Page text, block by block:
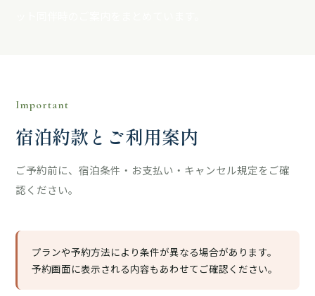
Important
宿泊約款とご利用案内
ご予約前に、宿泊条件・お支払い・キャンセル規定をご確
認ください。
プランや予約方法により条件が異なる場合があります。
予約画面に表示される内容もあわせてご確認ください。